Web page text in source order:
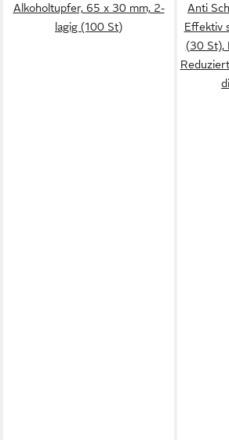
Alkoholtupfer, 65 x 30 mm, 2-
lagig (100 St)
Anti
Effektiv
(30 St),